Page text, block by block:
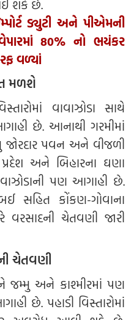
શકે છે.
ડ્યુટી અને પીએમની
80% નો ભયંકર
વળ્યાં
મળશે
વાવાઝોડા સાથે
છે. આનાથી ગરમીમાં
જોરદાર પવન અને વીજળી
અને બિહારના ઘણા
પણ આગાહી છે.
સહિત કોંકણ-ગોવાના
વરસાદની ચેતવણી જારી
ચેતવણી
જમ્મુ અને કાશ્મીરમાં પણ
છે. પહાડી વિસ્તારોમાં